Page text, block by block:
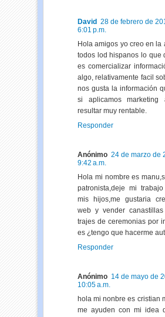
David 28 de febrero de
6:01 p.m.
Hola amigos yo creo en la
todos lod hispanos lo que
es comercializar
algo, relativamente facil
nos gusta la información
si aplicamos marketing
resultar muy rentable.
Responder
Anónimo 24 de marzo de
9:42 a.m.
Hola mi nombre es
patronista,deje mi
mis hijos,me gustaria
web y vender
trajes de ceremonias por
es ¿tengo que hacerme
Responder
Anónimo 14 de mayo de
10:05 a.m.
hola mi nonbre es cristian
me ayuden con mi idea